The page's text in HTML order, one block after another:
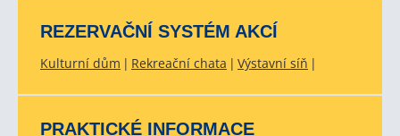
REZERVAČNÍ SYSTÉM AKCÍ
Kulturní dům Rekreační chata Výstavní síň
PRAKTICKÉ INFORMACE